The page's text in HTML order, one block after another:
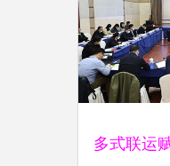
多式联运